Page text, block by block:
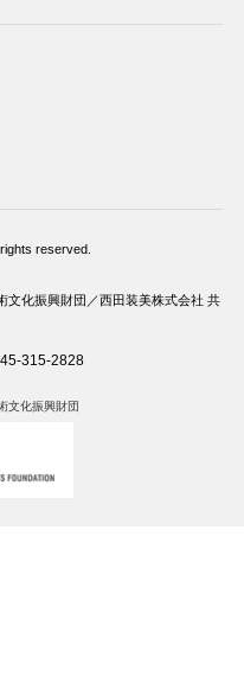
reserved.
文化振興財団／西田装美株式会社 共
315-2828
文化振興財団